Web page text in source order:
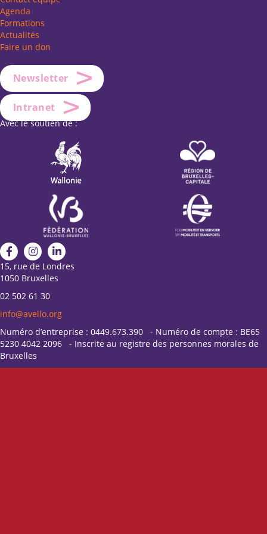
Agenda
Formations
Actualités
Faire un don
Newsletter
Intranet
Avec le soutien de :
15, rue de Londres
1050 Bruxelles
02 502 61 30
info@avello.org
Numéro d’entreprise : 0449.673.390 - Numéro de compte : BE65
5230 4042 2096 - Inscrite au registre des personnes morales de
Bruxelles